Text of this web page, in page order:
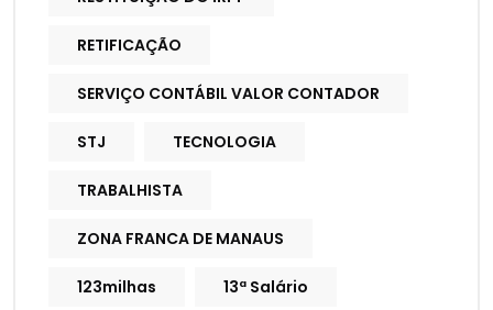
RETIFICAÇÃO
SERVIÇO CONTÁBIL VALOR CONTADOR
STJ TECNOLOGIA
TRABALHISTA
ZONA FRANCA DE MANAUS
123milhas 13ª Salário